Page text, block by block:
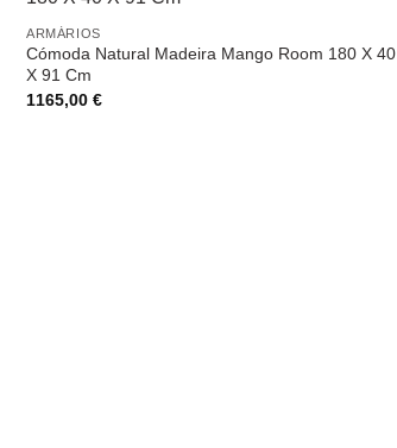
ARMÁRIOS
Cómoda Natural Madeira Mango Room 180 X 40
X 91 Cm
1165,00€